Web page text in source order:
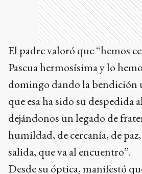
El padre valoró que “hemos
Pascua hermosísima y lo
domingo dando la bendición
que esa ha sido su despedida
dejándonos un legado de
humildad, de cercanía, de
salida, que va al encuentro”.
Desde su óptica, manifestó